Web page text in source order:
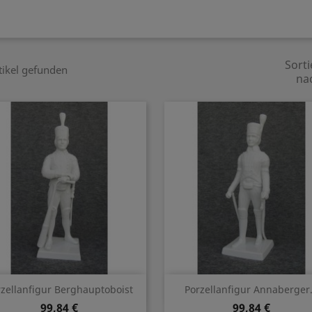
gefunden
Berghauptoboist
99,84 €
Vorschau Porzellanfigur
99,84 €
Vorschau